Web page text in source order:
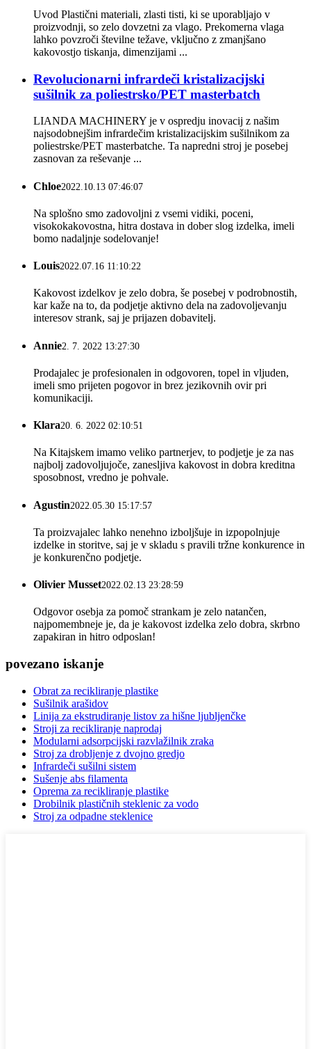
Uvod Plastični materiali, zlasti tisti, ki se uporabljajo v
proizvodnji, so zelo dovzetni za vlago. Prekomerna vlaga
lahko povzroči številne težave, vključno z zmanjšano
kakovostjo tiskanja, dimenzijami ...
Revolucionarni infrardeči kristalizacijski
sušilnik za poliestrsko/PET masterbatch
LIANDA MACHINERY je v ospredju inovacij z našim
najsodobnejšim infrardečim kristalizacijskim sušilnikom za
poliestrske/PET masterbatche. Ta napredni stroj je posebej
zasnovan za reševanje ...
Chloe2022.10.13 07:46:07
Na splošno smo zadovoljni z vsemi vidiki, poceni,
visokokakovostna, hitra dostava in dober slog izdelka, imeli
bomo nadaljnje sodelovanje!
Louis2022.07.16 11:10:22
Kakovost izdelkov je zelo dobra, še posebej v podrobnostih,
kar kaže na to, da podjetje aktivno dela na zadovoljevanju
interesov strank, saj je prijazen dobavitelj.
Annie2. 7. 2022 13:27:30
Prodajalec je profesionalen in odgovoren, topel in vljuden,
imeli smo prijeten pogovor in brez jezikovnih ovir pri
komunikaciji.
Klara20. 6. 2022 02:10:51
Na Kitajskem imamo veliko partnerjev, to podjetje je za nas
najbolj zadovoljujoče, zanesljiva kakovost in dobra kreditna
sposobnost, vredno je pohvale.
Agustin2022.05.30 15:17:57
Ta proizvajalec lahko nenehno izboljšuje in izpopolnjuje
izdelke in storitve, saj je v skladu s pravili tržne konkurence in
je konkurenčno podjetje.
Olivier Musset2022.02.13 23:28:59
Odgovor osebja za pomoč strankam je zelo natančen,
najpomembneje je, da je kakovost izdelka zelo dobra, skrbno
zapakiran in hitro odposlan!
povezano iskanje
Obrat za recikliranje plastike
Sušilnik arašidov
Linija za ekstrudiranje listov za hišne ljubljenčke
Stroji za recikliranje naprodaj
Modularni adsorpcijski razvlažilnik zraka
Stroj za drobljenje z dvojno gredjo
Infrardeči sušilni sistem
Sušenje abs filamenta
Oprema za recikliranje plastike
Drobilnik plastičnih steklenic za vodo
Stroj za odpadne steklenice